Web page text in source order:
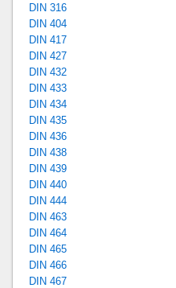
DIN 316
DIN 404
DIN 417
DIN 427
DIN 432
DIN 433
DIN 434
DIN 435
DIN 436
DIN 438
DIN 439
DIN 440
DIN 444
DIN 463
DIN 464
DIN 465
DIN 466
DIN 467